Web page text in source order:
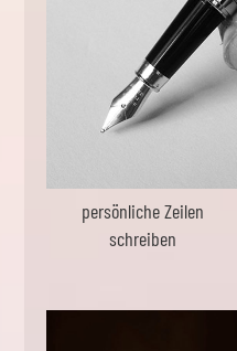
persönliche Zeilen
schreiben